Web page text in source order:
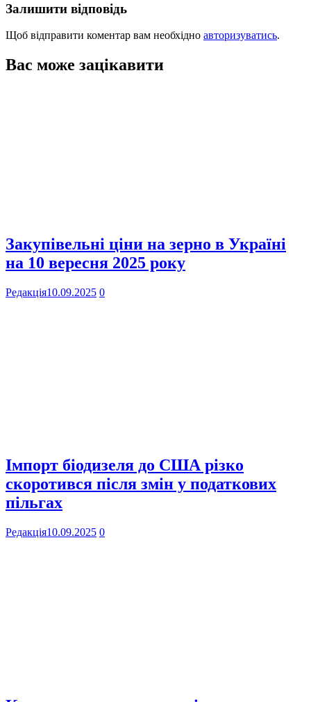
Залишити відповідь
Щоб відправити коментар вам необхідно авторизуватись.
Вас може зацікавити
Закупівельні ціни на зерно в Україні
на 10 вересня 2025 року
Редакція10.09.2025 0
Імпорт біодизеля до США різко
скоротився після змін у податкових
пільгах
Редакція10.09.2025 0